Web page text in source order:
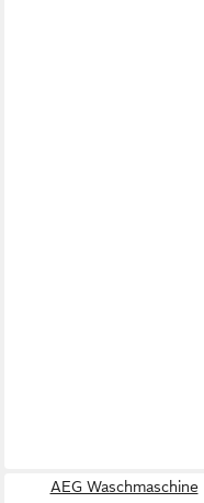
AEG Waschmaschine